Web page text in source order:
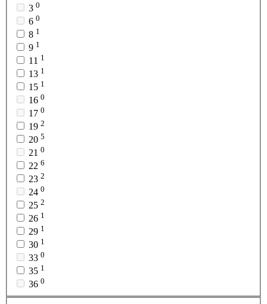
3 0
6 0
8 1
9 1
11 1
13 1
15 1
16 0
17 0
19 2
20 5
21 0
22 6
23 2
24 0
25 2
26 1
29 1
30 1
33 0
35 1
36 0